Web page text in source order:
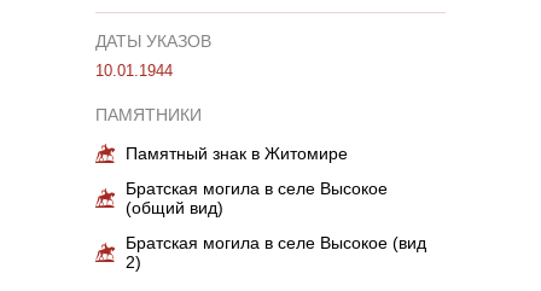
ДАТЫ УКАЗОВ
10.01.1944
ПАМЯТНИКИ
Памятный знак в Житомире
Братская могила в селе Высокое
(общий вид)
Братская могила в селе Высокое (вид
2)